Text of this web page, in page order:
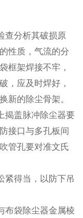
分析其破损原
性质，气流的分
框架焊接不牢，
，应及时焊好，
新的除尘骨架。
盖脉冲除尘器要
接口与多孔板间
管孔要对准文氏
得当，以防下吊
袋除尘器金属棱